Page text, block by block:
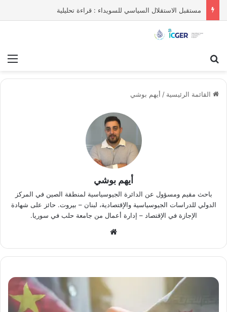
مستقبل الاستقلال السياسي للسويداء : قراءة تحليلية
القائمة الرئيسية / أيهم بوشي
أيهم بوشي
باحث مقيم ومسؤول عن الدائرة الجيوسياسية لمنطقة الصين في المركز
الدولي للدراسات الجيوسياسية والإقتصادية، لبنان – بيروت. حائز على شهادة
الإجازة في الإقتصاد – إدارة أعمال من جامعة حلب في سوريا.
الوي